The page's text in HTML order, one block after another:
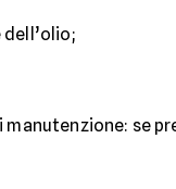
manutenzione: se